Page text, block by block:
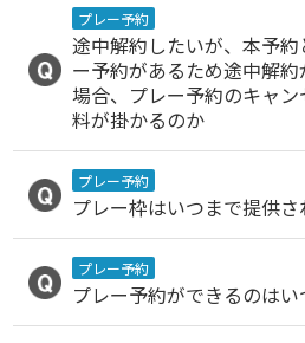
プレー予約
途中解約したいが、本予
ー予約があるため途中解
場合、プレー予約のキャ
料が掛かるのか
プレー予約
プレー枠はいつまで提供
プレー予約
プレー予約ができるのは